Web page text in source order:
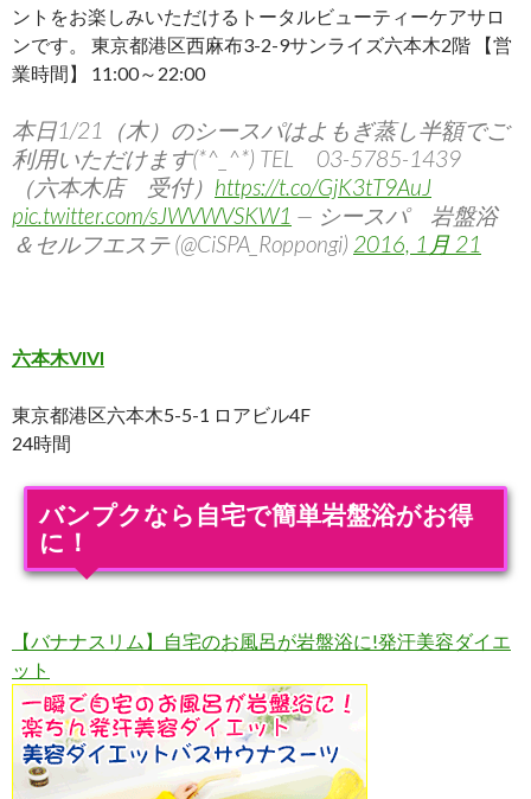
ントをお楽しみいただけるトータルビューティーケアサロ
ンです。 東京都港区西麻布3-2-9サンライズ六本木2階 【営
業時間】 11:00～22:00
本日1/21（木）のシースパはよもぎ蒸し半額でご
利用いただけます(*^_^*) TEL 03-5785-1439
（六本木店 受付） https://t.co/GjK3tT9AuJ
pic.twitter.com/sJWVWVSKW1 — シースパ 岩盤浴
＆セルフエステ (@CiSPA_Roppongi) 2016, 1月 21
六本木VIVI
東京都港区六本木5-5-1 ロアビル4F
24時間
バンプクなら自宅で簡単岩盤浴がお得
に！
【バナナスリム】自宅のお風呂が岩盤浴に!発汗美容ダイエ
ット